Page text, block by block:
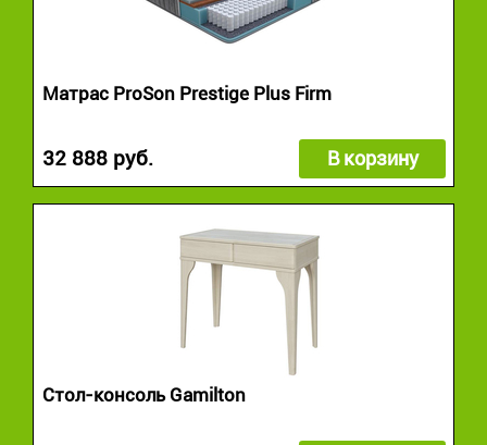
Матрас ProSon Prestige Plus Firm
32 888 руб. В корзину
Стол-консоль Gamilton